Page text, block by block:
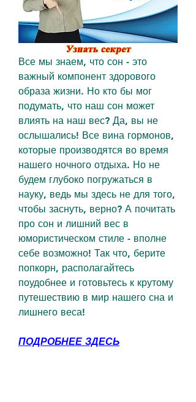
Все мы знаем, что сон - это
важный компонент здорового
образа жизни. Но кто бы мог
подумать, что наш сон может
влиять на наш вес? Да, вы не
ослышались! Все вина гормонов,
которые производятся во время
нашего ночного отдыха. Но не
будем глубоко погружаться в
науку, ведь мы здесь не для того,
чтобы заснуть, верно? А почитать
про сон и лишний вес в
юмористическом стиле - вполне
себе возможно! Так что, берите
попкорн, располагайтесь
поудобнее и готовьтесь к крутому
путешествию в мир нашего сна и
лишнего веса!
ПОДРОБНЕЕ ЗДЕСЬ